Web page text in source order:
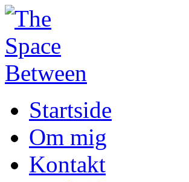
Startside
Om mig
Kontakt